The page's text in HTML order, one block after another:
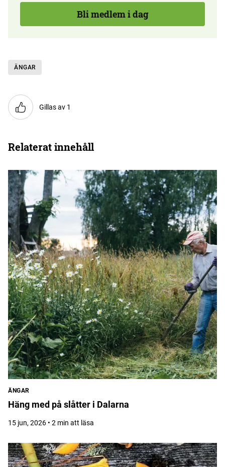
Bli medlem i dag
ÄNGAR
Gillas av 1
Relaterat innehåll
ÄNGAR
Häng med på slåtter i Dalarna
15 jun, 2026 • 2 min att läsa